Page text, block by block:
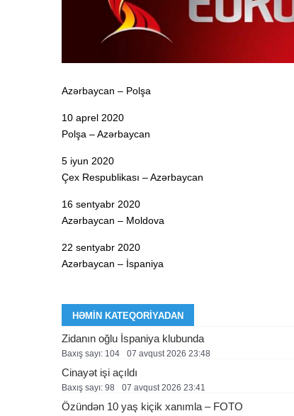
Azərbaycan – Polşa
10 aprel 2020
Polşa – Azərbaycan
5 iyun 2020
Çex Respublikası – Azərbaycan
16 sentyabr 2020
Azərbaycan – Moldova
22 sentyabr 2020
Azərbaycan – İspaniya
HƏMIN KATEQORIYADAN
Zidanın oğlu İspaniya klubunda
Baxış sayı: 104 07 avqust 2026 23:48
Cinayət işi açıldı
Baxış sayı: 98 07 avqust 2026 23:41
Özündən 10 yaş kiçik xanımla – FOTO